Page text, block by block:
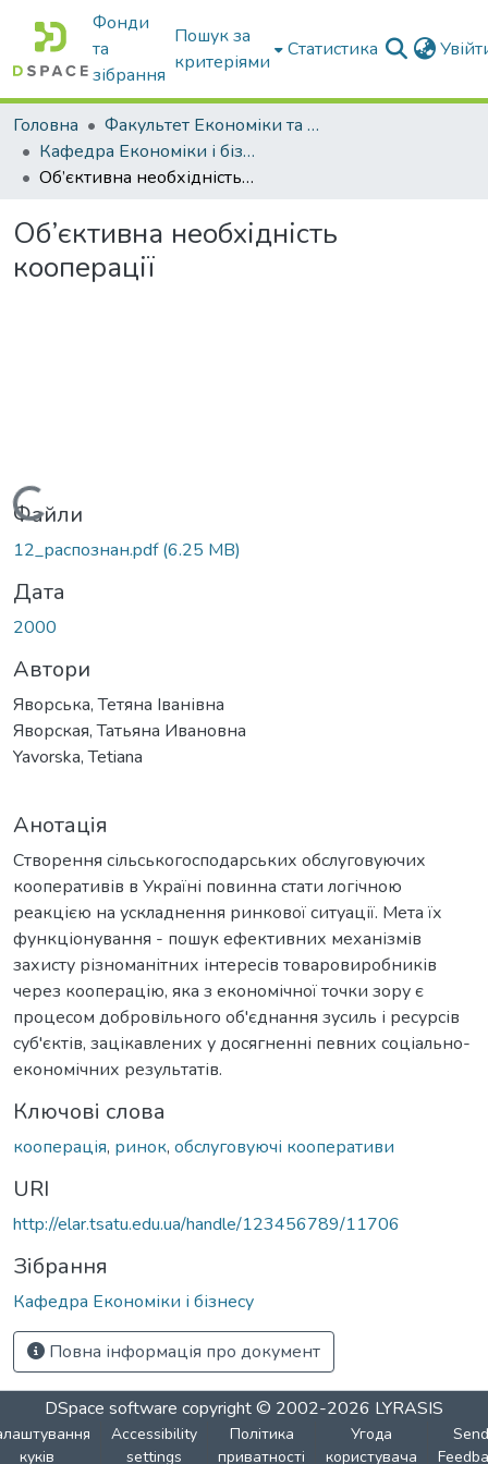
Фонди
та
зібрання
Пошук за
критеріями
Статистика
Головна
Факультет Економіки та бізнесу
Кафедра Економіки і бізнесу
Об’єктивна необхідність кооперації
Об’єктивна необхідність
кооперації
Вантажиться...
Файли
12_распознан.pdf(6.25 MB)
Дата
2000
Автори
Яворська, Тетяна Іванівна
Яворская, Татьяна Ивановна
Yavorska, Tetiana
Анотація
Створення сільськогосподарських обслуговуючих
кооперативів в Україні повинна стати логічною
реакцією на ускладнення ринкової ситуації. Мета їх
функціонування - пошук ефективних механізмів
захисту різноманітних інтересів товаровиробників
через кооперацію, яка з економічної точки зору є
процесом добровільного об'єднання зусиль і ресурсів
суб'єктів, зацікавлених у досягненні певних соціально-
економічних результатів.
Ключові слова
кооперація, ринок, обслуговуючі кооперативи
URI
http://elar.tsatu.edu.ua/handle/123456789/11706
Зібрання
Кафедра Економіки і бізнесу
Повна інформація про документ
DSpace software copyright © 2002-2026 LYRASIS
куків
Accessibility
settings
Політика
приватності
Угода
користувача
Send